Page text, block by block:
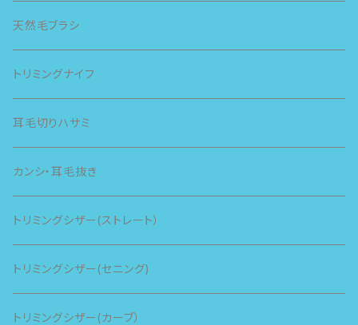
天然毛ブラシ
トリミングナイフ
耳毛切りハサミ
カンシ・耳毛抜き
トリミングシザー(ストレート）
トリミングシザー(セニング)
トリミングシザー(カーブ）